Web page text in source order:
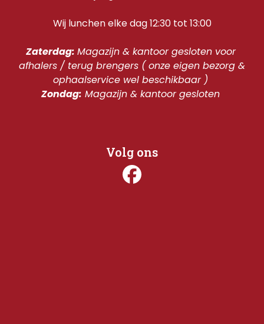
Wij lunchen elke dag 12:30 tot 13:00
Zaterdag: Magazijn & kantoor gesloten voor
afhalers / terug brengers ( onze eigen bezorg &
ophaalservice wel beschikbaar )
Zondag: Magazijn & kantoor gesloten
Volg ons